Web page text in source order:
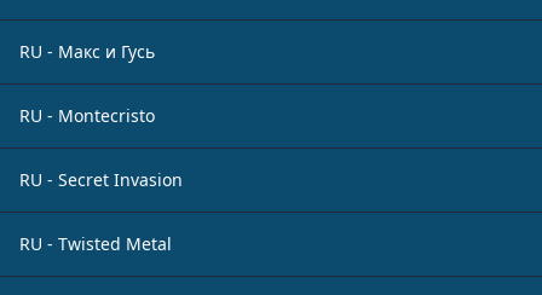
RU - Макс и Гусь
RU - Montecristo
RU - Secret Invasion
RU - Twisted Metal